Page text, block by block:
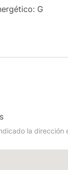
G
la dirección